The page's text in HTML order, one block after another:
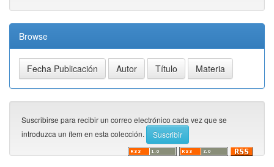
Browse
Suscribirse para recibir un correo electrónico cada vez que se
introduzca un ítem en esta colección.